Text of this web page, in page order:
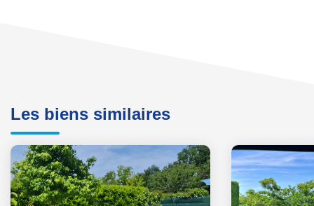
Les biens similaires